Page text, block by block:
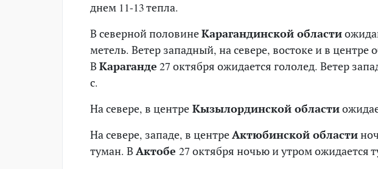
днем 11-13 тепла.
В северной половинеКарагандинской области
метель. Ветер западный, на севере, востоке и в центре
В Караганде 27 октября ожидается гололед. Ветер
с.
На севере, в центре Кызылординской области
На севере, западе, в центреАктюбинской области
туман. В Актобе 27 октября ночью и утром ожидается